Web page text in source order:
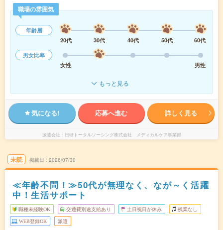
職場の雰囲気
年齢層
20代
30代 40代 50代
60代
男女比率
女性
男性
もっと見る
気になる! 応募へ進む 詳しく見る
派遣会社 日研トータルソーシング株式会社 メディカルケア事業部
未読 掲載日 2026/07/30
≪年齢不問！≫50代が無理なく、なが～く活躍
中！生活サポート
職種未経験OK 交通費別途支給あり 土日祝日が休み 残業なし
WEB登録OK 派遣